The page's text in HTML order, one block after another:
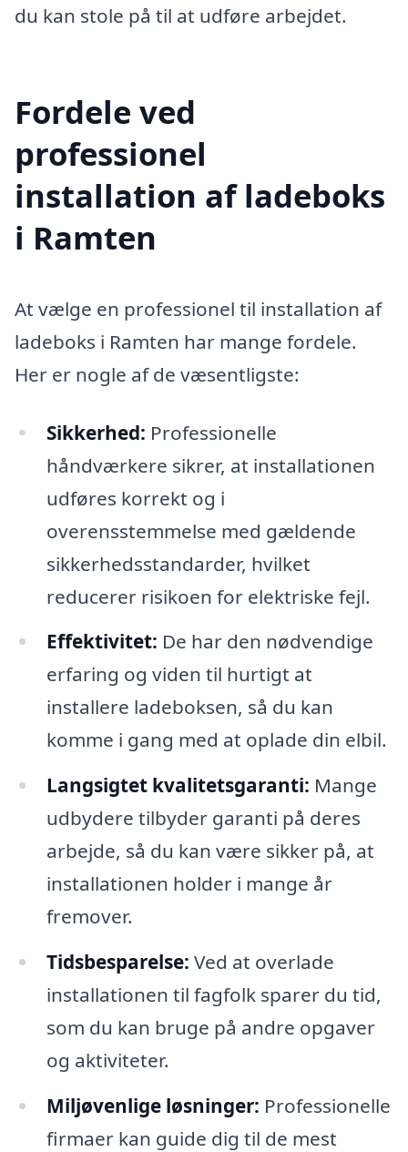
du kan stole på til at udføre arbejdet.
Fordele ved
professionel
installation af ladeboks
i Ramten
At vælge en professionel til installation af
ladeboks i Ramten har mange fordele.
Her er nogle af de væsentligste:
Sikkerhed: Professionelle
håndværkere sikrer, at installationen
udføres korrekt og i
overensstemmelse med gældende
sikkerhedsstandarder, hvilket
reducerer risikoen for elektriske fejl.
Effektivitet: De har den nødvendige
erfaring og viden til hurtigt at
installere ladeboksen, så du kan
komme i gang med at oplade din elbil.
Langsigtet kvalitetsgaranti: Mange
udbydere tilbyder garanti på deres
arbejde, så du kan være sikker på, at
installationen holder i mange år
fremover.
Tidsbesparelse: Ved at overlade
installationen til fagfolk sparer du tid,
som du kan bruge på andre opgaver
og aktiviteter.
Miljøvenlige løsninger: Professionelle
firmaer kan guide dig til de mest